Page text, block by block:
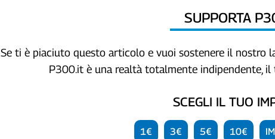
SUPPORTA
Se ti è piaciuto questo articolo e vuoi sostenere il nostro
P300.it è una realtà totalmente indipendente,
SCEGLI IL TUO
1€ 3€ 5€ 10€